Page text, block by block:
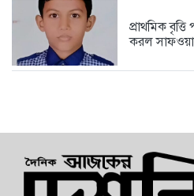
প্রাথমিক
করল